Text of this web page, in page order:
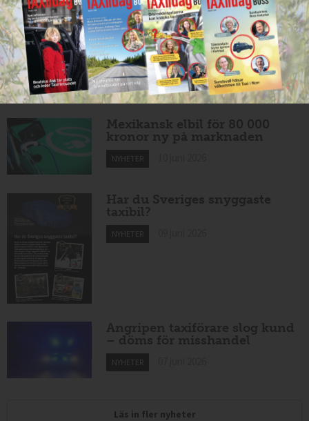
NYHETER 10 juni 2026
Nytt taxibolag i Borlänge
NYHETER 10 juni 2026
Mexikansk elbil för 80 000
kronor ny på marknaden
NYHETER
Har du Sveriges snyggaste
taxibil?
NYHETER
Angripen taxiförare slog kund
– döms för misshandel
NYHETER
Läs in fler nyheter